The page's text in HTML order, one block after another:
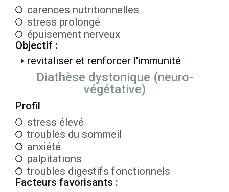
carences nutritionnelles
stress prolongé
épuisement nerveux
Objectif :
➝ revitaliser et renforcer l'immunité
Diathèse dystonique (neuro-
végétative)
Profil
stress élevé
troubles du sommeil
anxiété
palpitations
troubles digestifs fonctionnels
Facteurs favorisants :